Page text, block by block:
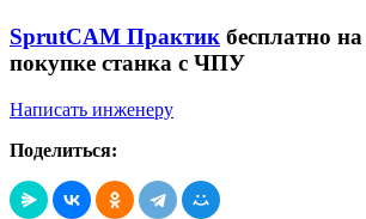
SprutCAM Практик бесплатно
покупке станка с ЧПУ
Написать инженеру
Поделиться: